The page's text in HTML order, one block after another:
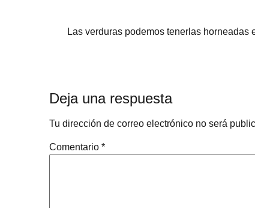
Las verduras podemos tenerlas horneadas
Deja una respuesta
Tu dirección de correo electrónico no será
Comentario *